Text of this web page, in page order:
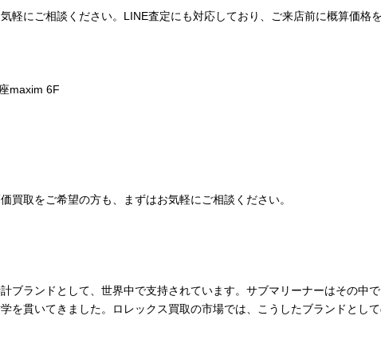
軽にご相談ください。LINE査定にも対応しており、ご来店前に概算価格
maxim 6F
買取をご希望の方も、まずはお気軽にご相談ください。
ブランドとして、世界中で支持されています。サブマリーナーはその中
を貫いてきました。ロレックス買取の市場では、こうしたブランドとし